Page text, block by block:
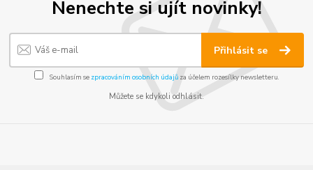
Nenechte si ujít novinky!
Přihlásit se
Souhlasím se zpracováním osobních údajůza účelem rozesílky newsletteru.
Můžete se kdykoli odhlásit.